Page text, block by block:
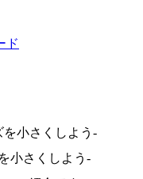
ド
を小さくしよう-
小さくしよう-